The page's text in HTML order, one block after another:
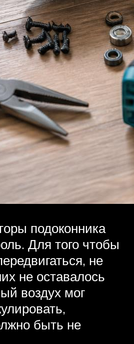
подоконника
Для того чтобы
не
не оставалось
воздух мог
быть не